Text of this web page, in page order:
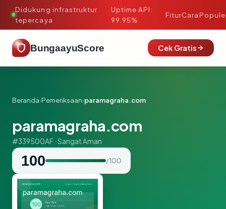
Didukung infrastruktur
tepercaya
·
Uptime API:
99.95%
FiturCara
BungaayuScore Cek Gratis
Beranda›Pemeriksaan›paramagraha.com
paramagraha.com
#339500AF · Sangat Aman
100 / 100